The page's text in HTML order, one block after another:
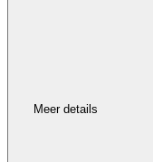
Meer details